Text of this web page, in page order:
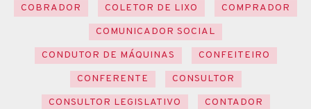
COBRADOR
COLETOR DE LIXO
COMPRADOR
COMUNICADOR SOCIAL
CONDUTOR DE MÁQUINAS
CONFEITEIRO
CONFERENTE
CONSULTOR
CONSULTOR LEGISLATIVO
CONTADOR